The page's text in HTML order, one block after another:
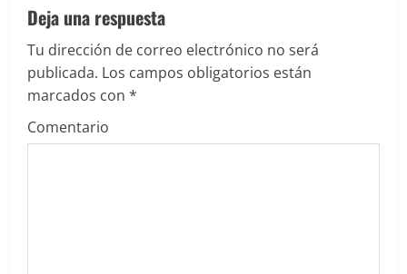
e
y
e
n
Deja una respuesta
Tu dirección de correo electrónico no será
publicada. Los campos obligatorios están
marcados con *
Comentario